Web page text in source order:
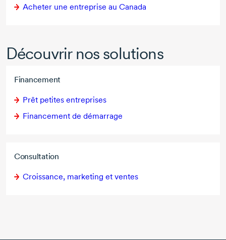
Acheter une entreprise au Canada
Découvrir nos solutions
Financement
Prêt petites entreprises
Financement de démarrage
Consultation
Croissance, marketing et ventes